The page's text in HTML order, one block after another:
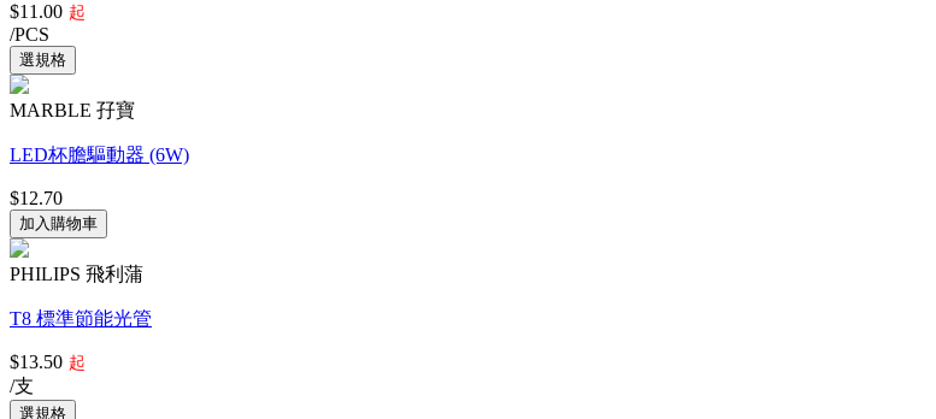
$11.00 起
/PCS
MARBLE 孖寶
LED杯膽驅動器 (6W)
$12.70
PHILIPS 飛利蒲
T8 標準節能光管
$13.50 起
/支